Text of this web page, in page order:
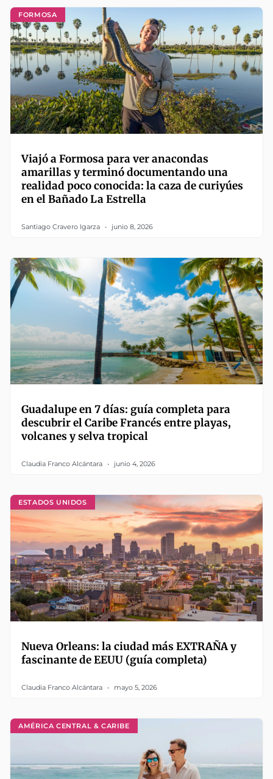
FORMOSA
Viajó a Formosa para ver anacondas
amarillas y terminó documentando una
realidad poco conocida: la caza de curiyúes
en el Bañado La Estrella
Santiago Cravero Igarza junio 8, 2026
Guadalupe en 7 días: guía completa para
descubrir el Caribe Francés entre playas,
volcanes y selva tropical
Claudia Franco Alcántara junio 4, 2026
ESTADOS UNIDOS
Nueva Orleans: la ciudad más EXTRAÑA y
fascinante de EEUU (guía completa)
Claudia Franco Alcántara mayo 5, 2026
AMÉRICA CENTRAL & CARIBE